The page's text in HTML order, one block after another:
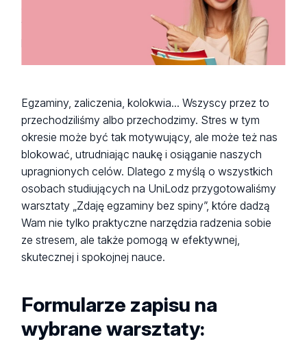
attracts your attention to copy space, holds books,
wears round spectacles, explains material to pupils,
points with index finger on pink background
Egzaminy, zaliczenia, kolokwia... Wszyscy przez to
przechodziliśmy albo przechodzimy. Stres w tym
okresie może być tak motywujący, ale może też nas
blokować, utrudniając naukę i osiąganie naszych
upragnionych celów. Dlatego z myślą o wszystkich
osobach studiujących na UniLodz przygotowaliśmy
warsztaty „Zdaję egzaminy bez spiny”, które dadzą
Wam nie tylko praktyczne narzędzia radzenia sobie
ze stresem, ale także pomogą w efektywnej,
skutecznej i spokojnej nauce.
Formularze zapisu na
wybrane warsztaty: